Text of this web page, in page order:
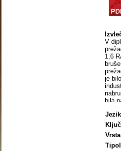
V
1,6
je
bila